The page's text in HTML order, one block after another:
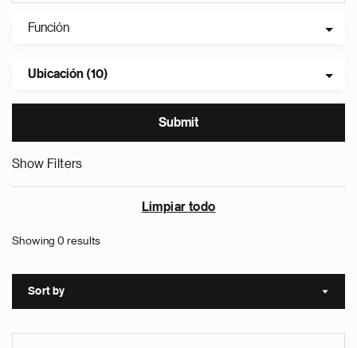
Función
Ubicación (10)
Show Filters
Limpiar todo
Showing 0 results
Sort by Sort